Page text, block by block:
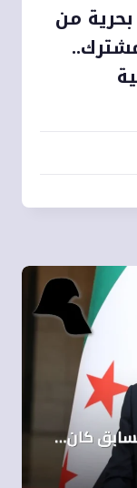
من